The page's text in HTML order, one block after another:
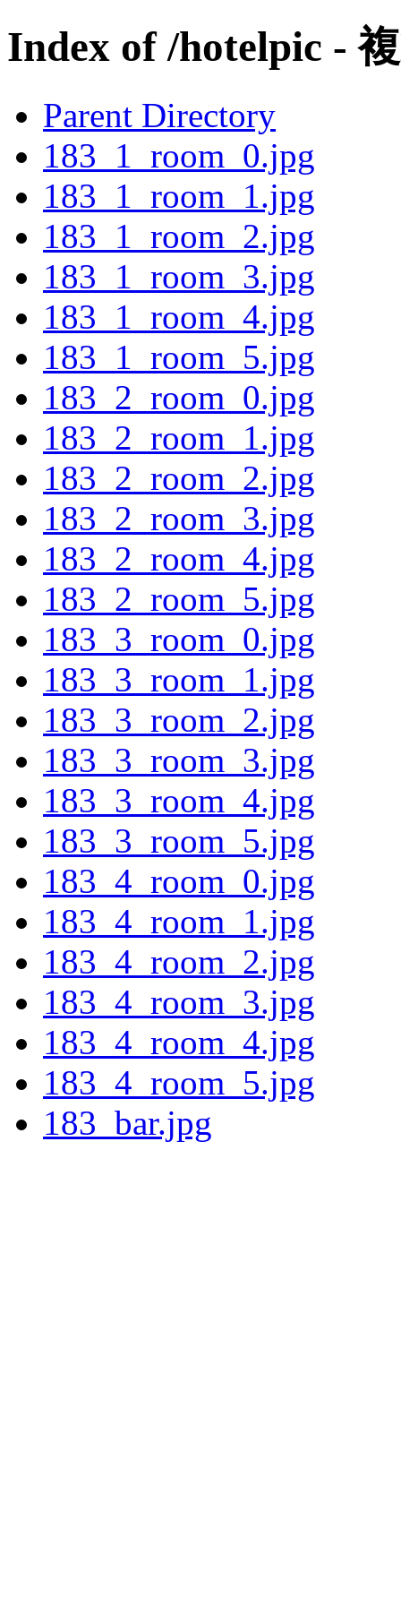
Index of /hotelpic -
Parent Directory
183_1_room_0.jpg
183_1_room_1.jpg
183_1_room_2.jpg
183_1_room_3.jpg
183_1_room_4.jpg
183_1_room_5.jpg
183_2_room_0.jpg
183_2_room_1.jpg
183_2_room_2.jpg
183_2_room_3.jpg
183_2_room_4.jpg
183_2_room_5.jpg
183_3_room_0.jpg
183_3_room_1.jpg
183_3_room_2.jpg
183_3_room_3.jpg
183_3_room_4.jpg
183_3_room_5.jpg
183_4_room_0.jpg
183_4_room_1.jpg
183_4_room_2.jpg
183_4_room_3.jpg
183_4_room_4.jpg
183_4_room_5.jpg
183_bar.jpg